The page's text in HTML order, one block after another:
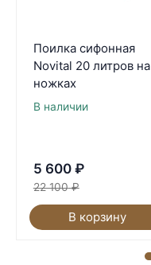
Поилка сифонная
Novital 20 литров на
ножках
В наличии
5 600 ₽
22 100 ₽
В корзину